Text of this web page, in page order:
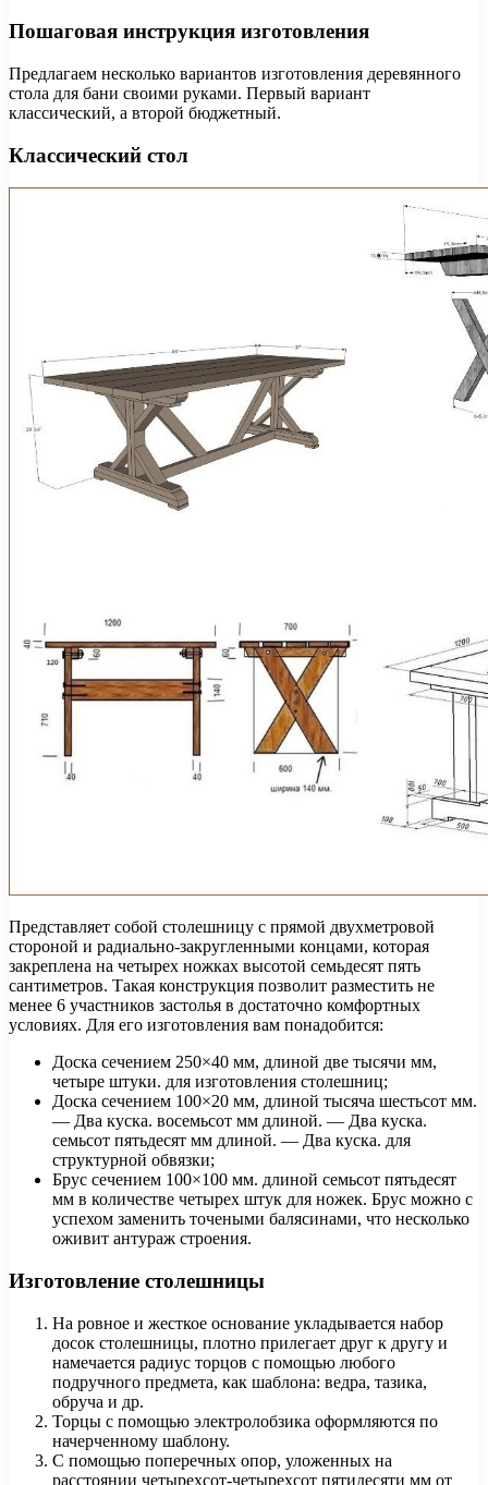
Пошаговая инструкция изготовления
Предлагаем несколько вариантов изготовления деревянного
стола для бани своими руками. Первый вариант
классический, а второй бюджетный.
Классический стол
Представляет собой столешницу с прямой двухметровой
стороной и радиально-закругленными концами, которая
закреплена на четырех ножках высотой семьдесят пять
сантиметров. Такая конструкция позволит разместить не
менее 6 участников застолья в достаточно комфортных
условиях. Для его изготовления вам понадобится:
Доска сечением 250×40 мм, длиной две тысячи мм,
четыре штуки. для изготовления столешниц;
Доска сечением 100×20 мм, длиной тысяча шестьсот мм.
— Два куска. восемьсот мм длиной. — Два куска.
семьсот пятьдесят мм длиной. — Два куска. для
структурной обвязки;
Брус сечением 100×100 мм. длиной семьсот пятьдесят
мм в количестве четырех штук для ножек. Брус можно с
успехом заменить точеными балясинами, что несколько
оживит антураж строения.
Изготовление столешницы
На ровное и жесткое основание укладывается набор
досок столешницы, плотно прилегает друг к другу и
намечается радиус торцов с помощью любого
подручного предмета, как шаблона: ведра, тазика,
обруча и др.
Торцы с помощью электролобзика оформляются по
начерченному шаблону.
С помощью поперечных опор, уложенных на
расстоянии четырехсот-четырехсот пятидесяти мм от